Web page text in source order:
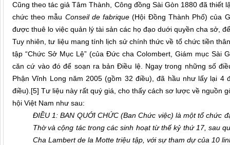
Cũng theo tác giả Tâm Thành, Công đồng Sài Gòn 1880 đã thiết
chức theo mẫu Conseil de fabrique (Hội Đồng Thành Phố) của
được thuê lo việc quản lý tài sản các họ đạo duới quyền cha sở,
Tuy nhiên, tư liệu mang tính lịch sử chính thức về tổ chức tiền
tập “Chức Sở Mục Lệ” (của Đức cha Colombert, Giám mục Sài
căn cứ vào đó để soạn ra bản Điều lệ. Ngay trong những số
Phận Vĩnh Long năm 2005 (gồm 32 điều), đã hầu như lấy lại 4
điều). [5] Tư liệu này rất quý giá, cho thấy cách sơ lược về nguồn
hội Việt Nam như sau:
ĐIỀU 1: BAN QUỚI CHỨC (Ban Chức việc) là một tổ chức
Thờ và cộng tác trong các sinh hoạt từ thế kỷ thứ 17, sau
Cha Lambert de la Motte triệu tập, với sự tham dự của 10